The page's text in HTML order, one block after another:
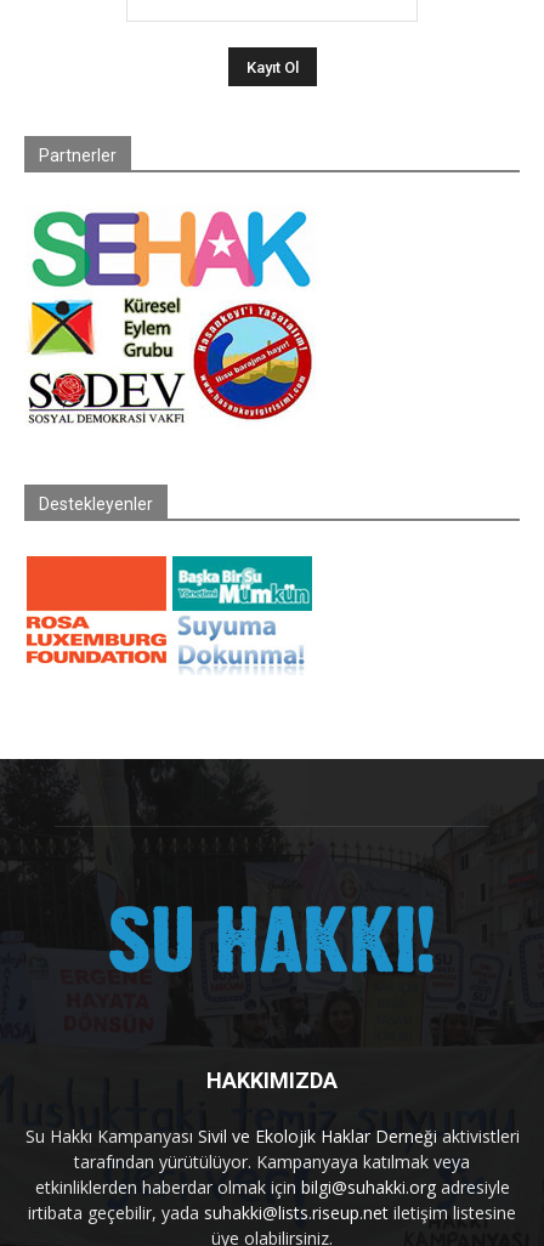
Partnerler
Destekleyenler
HAKKIMIZDA
Su Hakkı Kampanyası Sivil ve Ekolojik Haklar Derneği aktivistleri
tarafından yürütülüyor. Kampanyaya katılmak veya
etkinliklerden haberdar olmak için bilgi@suhakki.orgadresiyle
irtibata geçebilir, yada suhakki@lists.riseup.net iletişim listesine
üye olabilirsiniz.